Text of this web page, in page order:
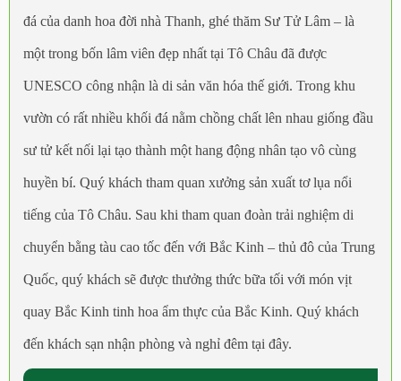
đá của danh hoa đời nhà Thanh, ghé thăm Sư Tử Lâm – là
một trong bốn lâm viên đẹp nhất tại Tô Châu đã được
UNESCO công nhận là di sản văn hóa thế giới. Trong khu
vườn có rất nhiều khối đá nằm chồng chất lên nhau giống đầu
sư tử kết nối lại tạo thành một hang động nhân tạo vô cùng
huyền bí. Quý khách tham quan xưởng sản xuất tơ lụa nổi
tiếng của Tô Châu. Sau khi tham quan đoàn trải nghiệm di
chuyển bằng tàu cao tốc đến với Bắc Kinh – thủ đô của Trung
Quốc, quý khách sẽ được thưởng thức bữa tối với món vịt
quay Bắc Kinh tinh hoa ẩm thực của Bắc Kinh. Quý khách
đến khách sạn nhận phòng và nghỉ đêm tại đây.